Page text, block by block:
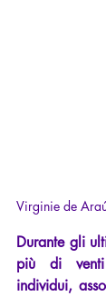
Virginie de
Durante gli
più di
individui,